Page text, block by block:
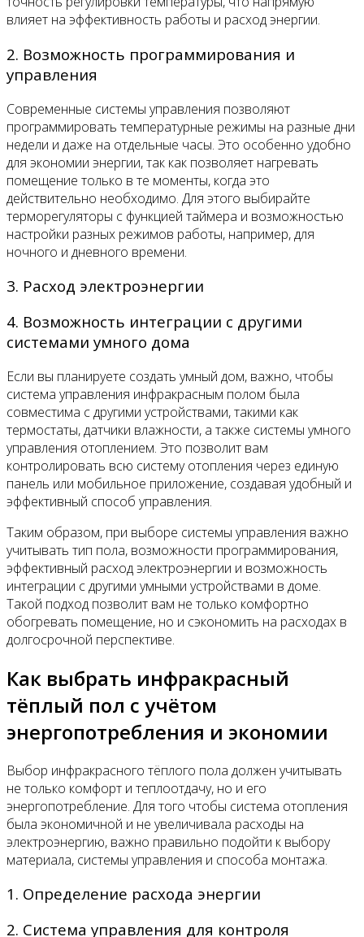
влияет на эффективность работы и расход энергии.
2. Возможность программирования и
управления
Современные системы управления позволяют
программировать температурные режимы на разные дни
недели и даже на отдельные часы. Это особенно удобно
для экономии энергии, так как позволяет нагревать
помещение только в те моменты, когда это
действительно необходимо. Для этого выбирайте
терморегуляторы с функцией таймера и возможностью
настройки разных режимов работы, например, для
ночного и дневного времени.
3. Расход электроэнергии
4. Возможность интеграции с другими
системами умного дома
Если вы планируете создать умный дом, важно, чтобы
система управления инфракрасным полом была
совместима с другими устройствами, такими как
термостаты, датчики влажности, а также системы умного
управления отоплением. Это позволит вам
контролировать всю систему отопления через единую
панель или мобильное приложение, создавая удобный и
эффективный способ управления.
Таким образом, при выборе системы управления важно
учитывать тип пола, возможности программирования,
эффективный расход электроэнергии и возможность
интеграции с другими умными устройствами в доме.
Такой подход позволит вам не только комфортно
обогревать помещение, но и сэкономить на расходах в
долгосрочной перспективе.
Как выбрать инфракрасный
тёплый пол с учётом
энергопотребления и экономии
Выбор инфракрасного тёплого пола должен учитывать
не только комфорт и теплоотдачу, но и его
энергопотребление. Для того чтобы система отопления
была экономичной и не увеличивала расходы на
электроэнергию, важно правильно подойти к выбору
материала, системы управления и способа монтажа.
1. Определение расхода энергии
2. Система управления для контроля